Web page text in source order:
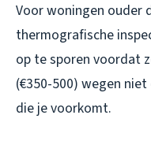
Voor woningen ouder
thermografische
op te sporen voordat
(€350-500) wegen
die je voorkomt.